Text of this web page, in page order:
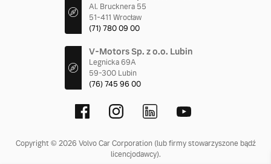
Al. Brucknera 55
51-411 Wrocław
(71) 780 09 00
V-Motors Sp. z o.o. Lubin
Legnicka 69A
59-300 Lubin
(76) 745 96 00
Copyright © 2026 Volvo Car Corporation (lub firmy stowarzyszone bądź
licencjodawcy).